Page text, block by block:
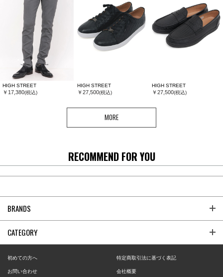
HIGH STREET
￥17,380(税込)
HIGH STREET
￥27,500(税込)
HIGH STREET
￥27,500(税込)
MORE
RECOMMEND FOR YOU
BRANDS
CATEGORY
初めての方へ 特定商取引法に基づく表記
お問い合わせ 会社概要